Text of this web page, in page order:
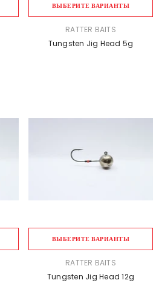
ВЫБЕРИТЕ ВАРИАНТЫ
ПРОДАВЕЦ:RATTER BAITS
Tungsten Jig Head 5g
ВЫБЕРИТЕ ВАРИАНТЫ
ПРОДАВЕЦ:RATTER BAITS
Tungsten Jig Head 12g